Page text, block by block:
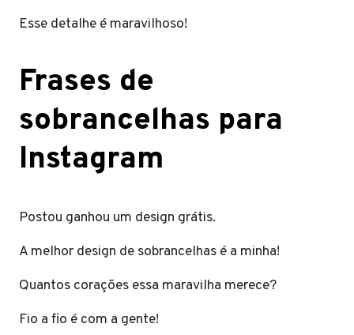
Esse detalhe é maravilhoso!
Frases de
sobrancelhas para
Instagram
Postou ganhou um design grátis.
A melhor design de sobrancelhas é a minha!
Quantos corações essa maravilha merece?
Fio a fio é com a gente!